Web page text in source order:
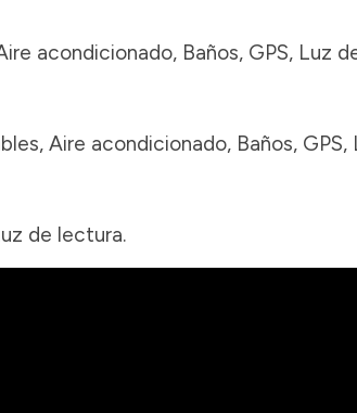
acondicionado, Baños, GPS, Luz
Aire acondicionado, Baños, GPS,
de lectura.